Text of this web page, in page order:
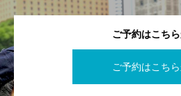
ご予約はこち
ご予約はこち